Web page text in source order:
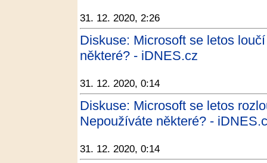
31. 12. 2020, 2:26
Diskuse: Microsoft se letos
některé? - iDNES.cz
31. 12. 2020, 0:14
Diskuse: Microsoft se letos
Nepoužíváte některé? -
31. 12. 2020, 0:14